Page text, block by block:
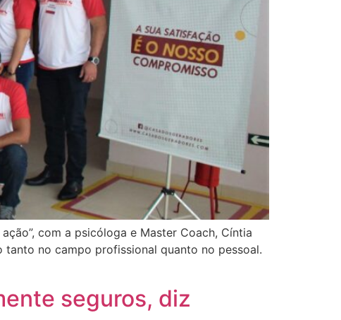
com a psicóloga e Master Coach, Cíntia
no campo profissional quanto no pessoal.
seguros, diz